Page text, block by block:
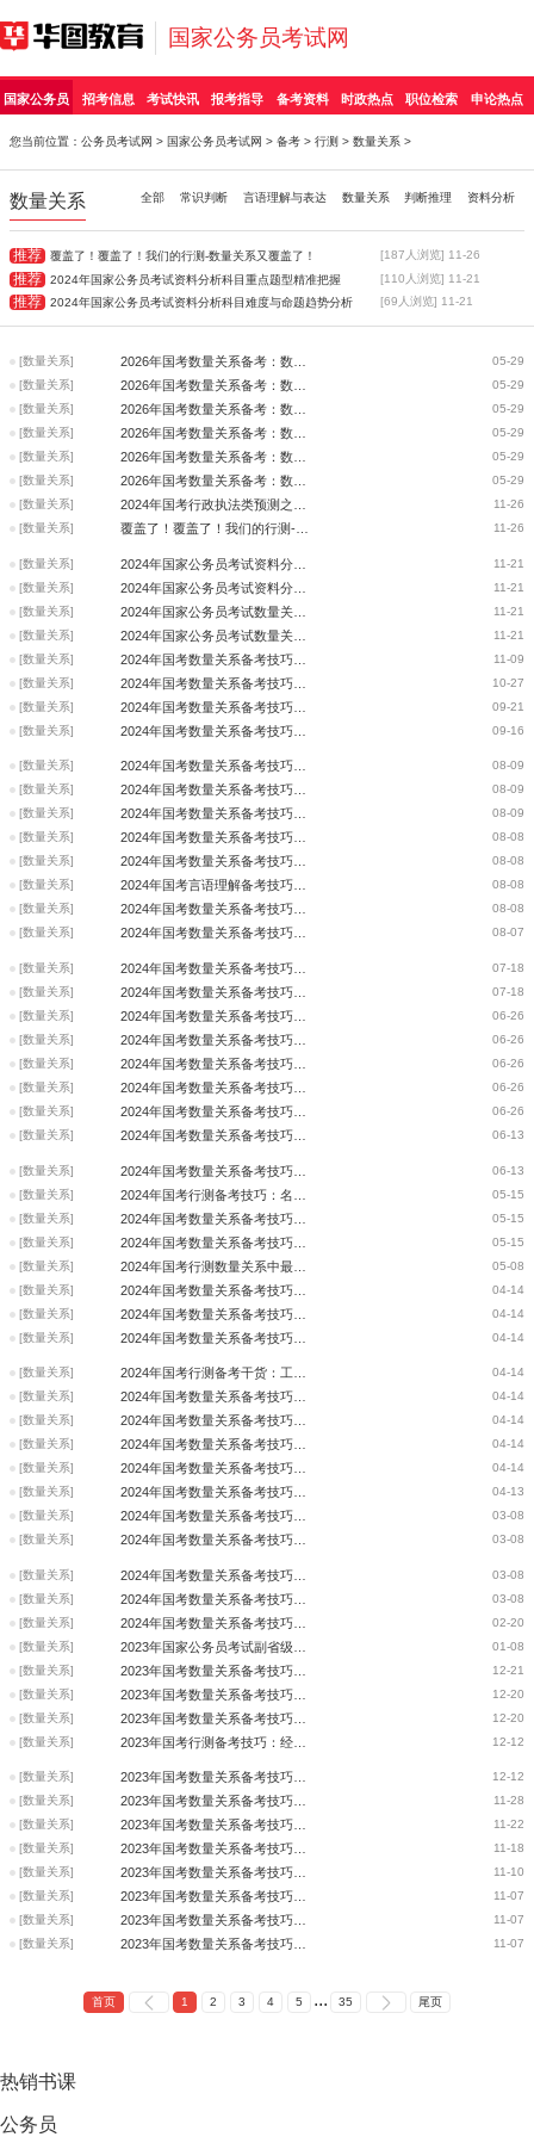
国家公务员考试网
国家公务员 招考信息 考试快讯 报考指导 备考资料 时政热点 职位检索 申论热点
您当前位置： 公务员考试网 > 国家公务员考试网 > 备考 > 行测 > 数量关系 >
数量关系 全部 常识判断 言语理解与表达 数量关系 判断推理 资料分析
推荐 覆盖了！覆盖了！我们的行测-数量关系又覆盖了！ [187人浏览] 11-26
推荐 2024年国家公务员考试资料分析科目重点题型精准把握 [110人浏览] 11-21
推荐 2024年国家公务员考试资料分析科目难度与命题趋势分析 [69人浏览] 11-21
05-29
[数量关系]
05-29
[数量关系]
05-29
[数量关系]
05-29
[数量关系]
05-29
[数量关系]
05-29
[数量关系]
11-26
[数量关系]
11-26
[数量关系]
11-21
[数量关系]
11-21
[数量关系]
11-21
[数量关系]
11-21
[数量关系]
11-09
[数量关系]
10-27
[数量关系]
09-21
[数量关系]
09-16
[数量关系]
08-09
[数量关系]
08-09
[数量关系]
08-09
[数量关系]
08-08
[数量关系]
08-08
[数量关系]
08-08
[数量关系]
08-08
[数量关系]
08-07
[数量关系]
07-18
[数量关系]
07-18
[数量关系]
06-26
[数量关系]
06-26
[数量关系]
06-26
[数量关系]
06-26
[数量关系]
06-26
[数量关系]
06-13
[数量关系]
06-13
[数量关系]
05-15
[数量关系]
05-15
[数量关系]
05-15
[数量关系]
05-08
[数量关系]
04-14
[数量关系]
04-14
[数量关系]
04-14
[数量关系]
04-14
[数量关系]
04-14
[数量关系]
04-14
[数量关系]
04-14
[数量关系]
04-14
[数量关系]
04-13
[数量关系]
03-08
[数量关系]
03-08
[数量关系]
03-08
[数量关系]
03-08
[数量关系]
02-20
[数量关系]
01-08
[数量关系]
12-21
[数量关系]
12-20
[数量关系]
12-20
[数量关系]
12-12
[数量关系]
12-12
[数量关系]
11-28
[数量关系]
11-22
[数量关系]
11-18
[数量关系]
11-10
[数量关系]
11-07
[数量关系]
11-07
[数量关系]
11-07
[数量关系]
首页 1 2 3 4 5 ... 35 尾页
热销书课
公务员